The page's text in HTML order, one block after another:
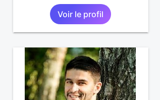
Voir le profil